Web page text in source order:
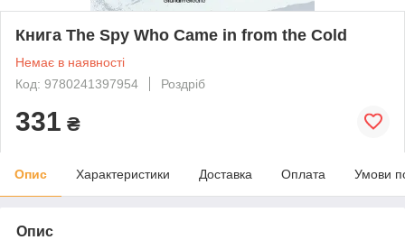
Книга The Spy Who Came in from the Cold
Немає в наявності
Код: 9780241397954
Роздріб
331 ₴
Опис Характеристики Доставка Оплата Умови
Опис